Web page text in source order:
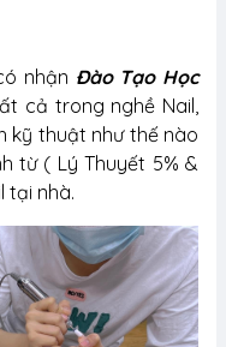
nhận Đào Tạo Học
cả trong nghề Nail,
kỹ thuật như thế nào
từ ( Lý Thuyết 5% &
tại nhà.